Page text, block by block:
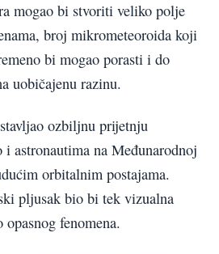
mogao bi stvoriti veliko polje
broj mikrometeoroida koji
bi mogao porasti i do
uobičajenu razinu.
ozbiljnu prijetnju
astronautima na Međunarodnoj
orbitalnim postajama.
pljusak bio bi tek vizualna
fenomena.